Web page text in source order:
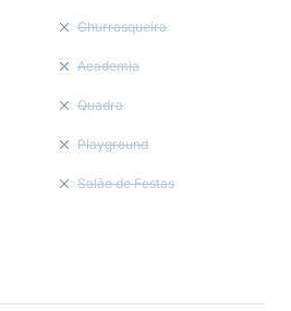
Churrasqueira
Academia
Quadra
Playground
Salão de Festas